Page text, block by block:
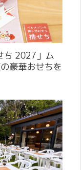
ち 2027」ム
豪華おせちを